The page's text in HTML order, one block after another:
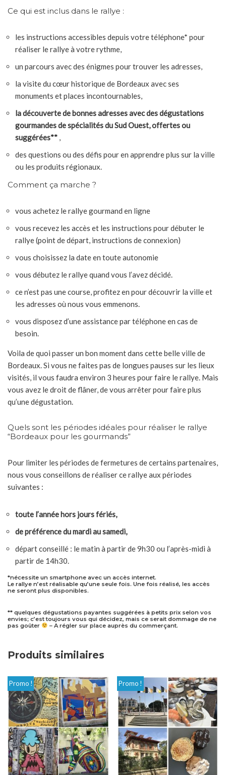
Ce qui est inclus dans le rallye :
les instructions accessibles depuis votre téléphone* pour
réaliser le rallye à votre rythme,
un parcours avec des énigmes pour trouver les adresses,
la visite du cœur historique de Bordeaux avec ses
monuments et places incontournables,
la découverte de bonnes adresses avec des dégustations
gourmandes de spécialités du Sud Ouest, offertes ou
suggérées** ,
des questions ou des défis pour en apprendre plus sur la ville
ou les produits régionaux.
Comment ça marche ?
vous achetez le rallye gourmand en ligne
vous recevez les accès et les instructions pour débuter le
rallye (point de départ, instructions de connexion)
vous choisissez la date en toute autonomie
vous débutez le rallye quand vous l’avez décidé.
ce n’est pas une course, profitez en pour découvrir la ville et
les adresses où nous vous emmenons.
vous disposez d’une assistance par téléphone en cas de
besoin.
Voila de quoi passer un bon moment dans cette belle ville de
Bordeaux. Si vous ne faites pas de longues pauses sur les lieux
visités, il vous faudra environ 3 heures pour faire le rallye. Mais
vous avez le droit de flâner, de vous arrêter pour faire plus
qu’une dégustation.
Quels sont les périodes idéales pour réaliser le rallye
“Bordeaux pour les gourmands”
Pour limiter les périodes de fermetures de certains partenaires,
nous vous conseillons de réaliser ce rallye aux périodes
suivantes :
toute l’année hors jours fériés,
de préférence du mardi au samedi,
départ conseillé : le matin à partir de 9h30 ou l’après-midi à
partir de 14h30.
*nécessite un smartphone avec un accès internet.
Le rallye n’est réalisable qu’une seule fois. Une fois réalisé, les accès
ne seront plus disponibles.
** quelques dégustations payantes suggérées à petits prix selon vos
envies; c’est toujours vous qui décidez, mais ce serait dommage de ne
pas goûter
– A régler sur place auprès du commerçant.
Produits similaires
Promo ! Promo !